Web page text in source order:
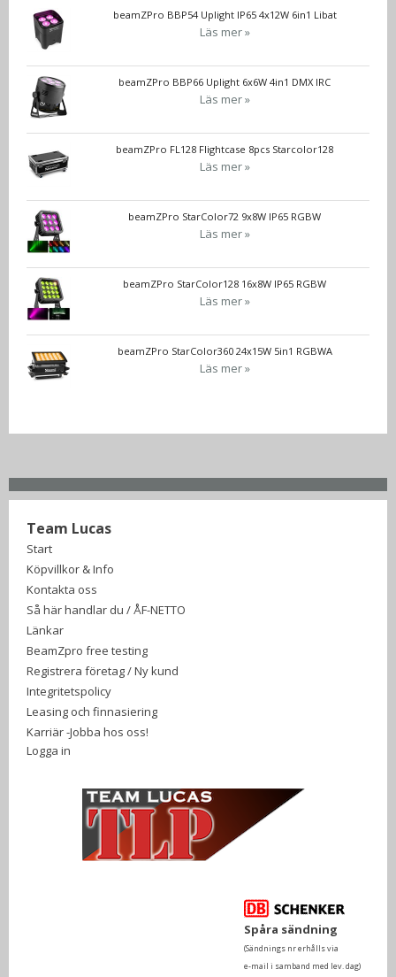
beamZPro BBP54 Uplight IP65 4x12W 6in1 Libat
Läs mer »
beamZPro BBP66 Uplight 6x6W 4in1 DMX IRC
Läs mer »
beamZPro FL128 Flightcase 8pcs Starcolor128
Läs mer »
beamZPro StarColor72 9x8W IP65 RGBW
Läs mer »
beamZPro StarColor128 16x8W IP65 RGBW
Läs mer »
beamZPro StarColor360 24x15W 5in1 RGBWA
Läs mer »
Team Lucas
Start
Köpvillkor & Info
Kontakta oss
Så här handlar du / ÅF-NETTO
Länkar
BeamZpro free testing
Registrera företag / Ny kund
Integritetspolicy
Leasing och finnasiering
Karriär -Jobba hos oss!
Logga in
Spåra sändning
(Sändnings nr erhålls via
e-mail i samband med lev. dag)